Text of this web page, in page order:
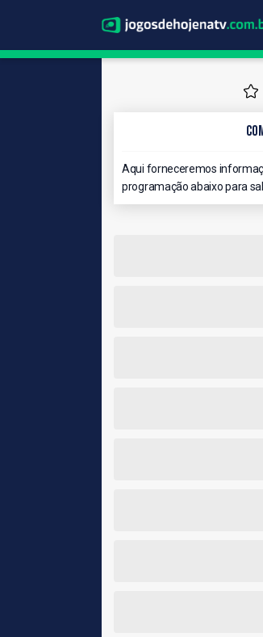
Aqui forneceremos
programação abaixo para